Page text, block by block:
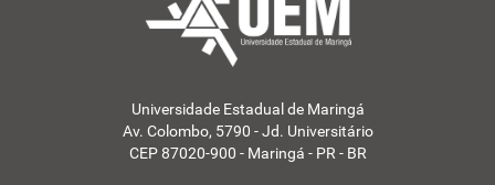
Universidade Estadual de Maringá
Av. Colombo, 5790 - Jd. Universitário
CEP 87020-900 - Maringá - PR - BR